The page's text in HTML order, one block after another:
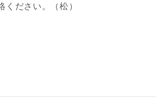
ださい。（松）